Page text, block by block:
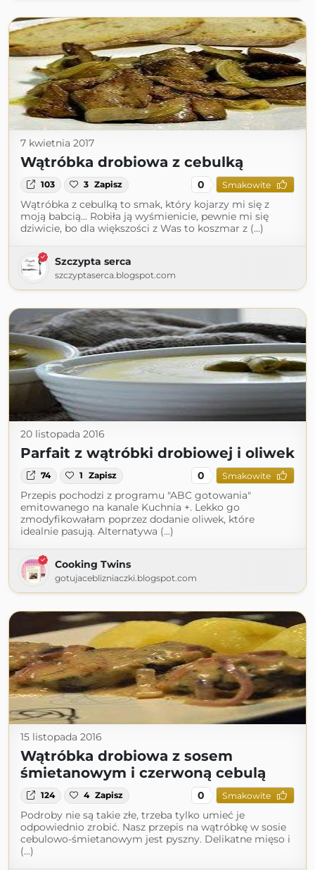
7 kwietnia 2017
Wątróbka drobiowa z cebulką
103 3 Zapisz 0 Smakowite
Wątróbka z cebulką to smak, który kojarzy mi się z
moją babcią... Robiła ją wyśmienicie, pewnie mi się
dziwicie, bo dla większości z Was to koszmar z (...)
Szczypta serca
szczyptaserca.blogspot.com
20 listopada 2016
Parfait z wątróbki drobiowej i oliwek
74 1 Zapisz 0 Smakowite
Przepis pochodzi z programu "ABC gotowania"
emitowanego na kanale Kuchnia +. Lekko go
zmodyfikowałam poprzez dodanie oliwek, które
idealnie pasują. Alternatywa (...)
Cooking Twins
gotujaceblizniaczki.blogspot.com
15 listopada 2016
Wątróbka drobiowa z sosem
śmietanowym i czerwoną cebulą
124 4 Zapisz 0 Smakowite
Podroby nie są takie złe, trzeba tylko umieć je
odpowiednio zrobić. Nasz przepis na wątróbkę w sosie
cebulowo-śmietanowym jest pyszny. Delikatne mięso i
(...)